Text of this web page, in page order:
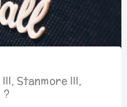
Stanmore III,
?